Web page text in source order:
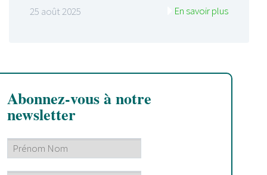
25 août 2025 En savoir plus
Abonnez-vous à notre
newsletter